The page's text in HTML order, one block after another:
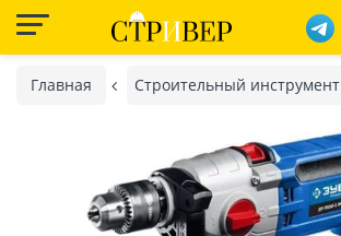
Главная Строительный инструмент